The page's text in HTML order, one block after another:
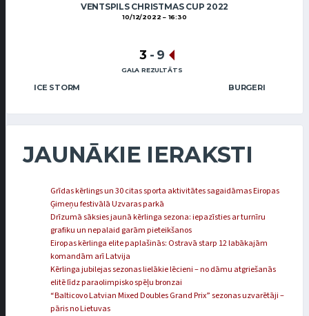
VENTSPILS CHRISTMAS CUP 2022
10/12/2022 16:30
ICE STORM BURGERI
3 - 9
GALA REZULTĀTS
JAUNĀKIE IERAKSTI
Grīdas kērlings un 30 citas sporta aktivitātes sagaidāmas Eiropas
Ģimeņu festivālā Uzvaras parkā
Drīzumā sāksies jaunā kērlinga sezona: iepazīsties ar turnīru
grafiku un nepalaid garām pieteikšanos
Eiropas kērlinga elite paplašinās: Ostravā starp 12 labākajām
komandām arī Latvija
Kērlinga jubilejas sezonas lielākie lēcieni – no dāmu atgriešanās
elitē līdz paraolimpisko spēļu bronzai
“Balticovo Latvian Mixed Doubles Grand Prix” sezonas uzvarētāji –
pāris no Lietuvas